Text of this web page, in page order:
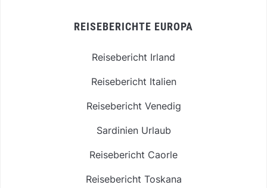
REISEBERICHTE EUROPA
Reisebericht Irland
Reisebericht Italien
Reisebericht Venedig
Sardinien Urlaub
Reisebericht Caorle
Reisebericht Toskana